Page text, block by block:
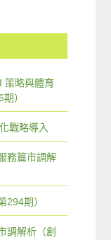
策略與體育
）
戰略導入
務篇市調解
294期）
調解析（創